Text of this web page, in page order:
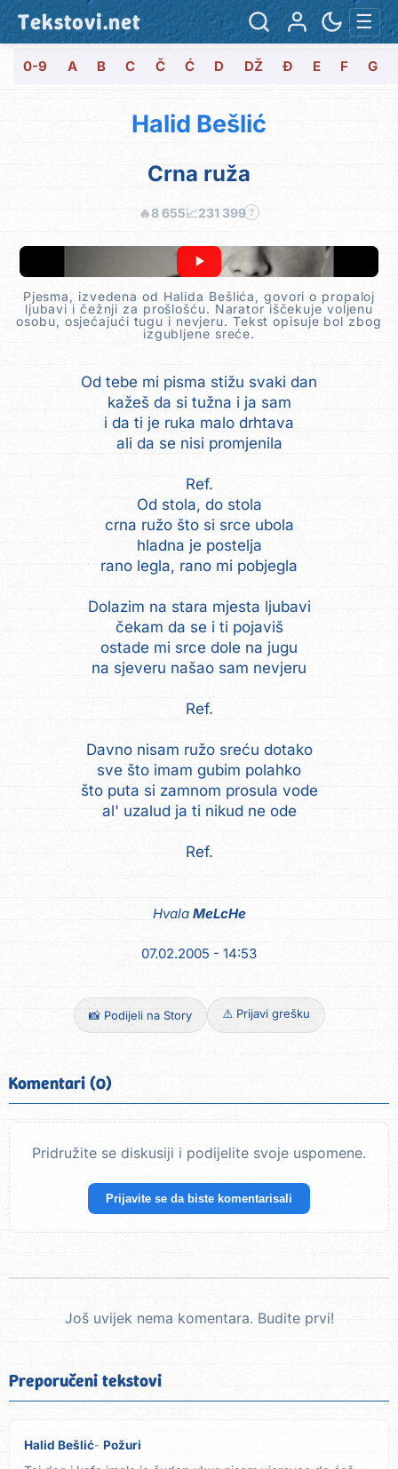
Tekstovi.net ☰
0-9 A B C Č Ć D DŽ Đ E F G
Halid Bešlić
Crna ruža
🔥8 655📈231 399 ?
Pjesma, izvedena od Halida Bešlića, govori o propaloj
ljubavi i čežnji za prošlošću. Narator iščekuje voljenu
osobu, osjećajući tugu i nevjeru. Tekst opisuje bol zbog
izgubljene sreće.
Od tebe mi pisma stižu svaki dan
kažeš da si tužna i ja sam
i da ti je ruka malo drhtava
ali da se nisi promjenila
Ref.
Od stola, do stola
crna ružo što si srce ubola
hladna je postelja
rano legla, rano mi pobjegla
Dolazim na stara mjesta ljubavi
čekam da se i ti pojaviš
ostade mi srce dole na jugu
na sjeveru našao sam nevjeru
Ref.
Davno nisam ružo sreću dotako
sve što imam gubim polahko
što puta si zamnom prosula vode
al' uzalud ja ti nikud ne ode
Ref.
Hvala MeLcHe
07.02.2005 - 14:53
📸 Podijeli na Story ⚠️ Prijavi grešku
Komentari (0)
Pridružite se diskusiji i podijelite svoje uspomene.
Prijavite se da biste komentarisali
Još uvijek nema komentara. Budite prvi!
Preporučeni tekstovi
Halid Bešlić Požuri